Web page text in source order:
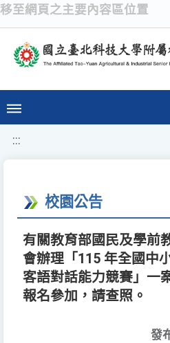
移至網頁之主要內容區位置
:::
校園公告
有關教育部國民及學前
會辦理「115 年全國中
客語對話能力競賽」一
報名參加，請查照。
發